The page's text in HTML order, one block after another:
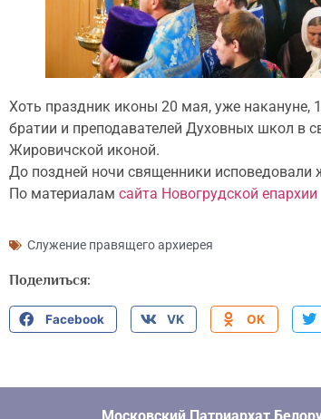
Хоть праздник иконы 20 мая, уже накануне,
братии и преподавателей Духовных школ в
Жировичской иконой.
До поздней ночи священники
По материалам сайта Новогрудской епархии
Служение правящего архиерея
Поделиться:
Facebook VK OK